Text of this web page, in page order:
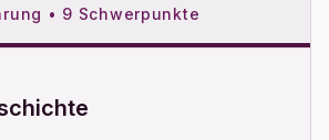
• 9 Schwerpunkte